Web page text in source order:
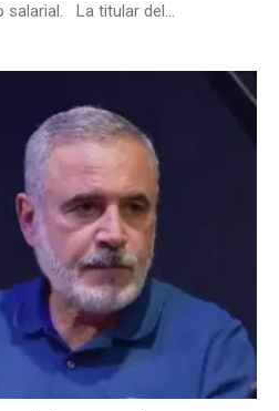
salarial. La titular del...